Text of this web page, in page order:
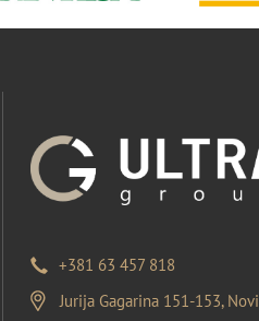
+381 63 457 818
Jurija Gagarina 151-153, Novi